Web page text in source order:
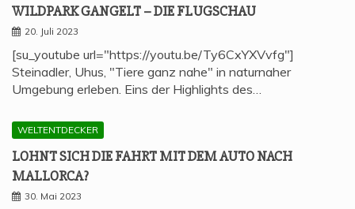
WILD­PARK GAN­GELT – DIE FLUGSCHAU
20. Juli 2023
[su_youtube url="https://youtu.be/Ty6CxYXVvfg"]
Steinadler, Uhus, "Tiere ganz nahe" in naturnaher
Umgebung erleben. Eins der Highlights des…
WELTENTDECKER
LOHNT SICH DIE FAHRT MIT DEM AUTO NACH
MALLORCA?
30. Mai 2023